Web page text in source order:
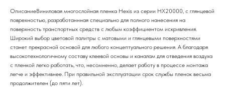
ОписаниеВиниловая многослойная пленка Hexis из серии НХ20000, с глянцевой
поврехностью, разработаннная специально для полного нанесения на
поверхность транспортных средств с любым коэффициентом искривления.
Широкий выбор цветовой палитры с матовыми и глянцевыми поверхностями
станет прекрасной основой для любого концептуального решения. А благодаря
высокотехнологичному составу клеевой основы и каналам для отведения воздуха
с пленкой легко работать, что, несомненно, делает работу в процессе монтажа
легче и эффективнее. При правильной эксплуатации срок службы пленок весьма
продолжителен (до пяти лет).